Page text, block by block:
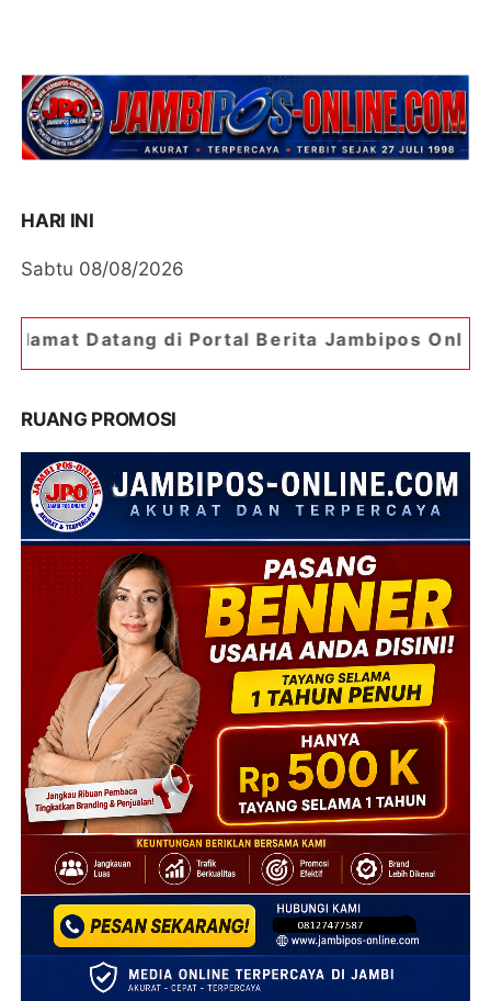
HARI INI
Sabtu 08/08/2026
di Portal Berita Jambipos Online. Portal Berita
RUANG PROMOSI